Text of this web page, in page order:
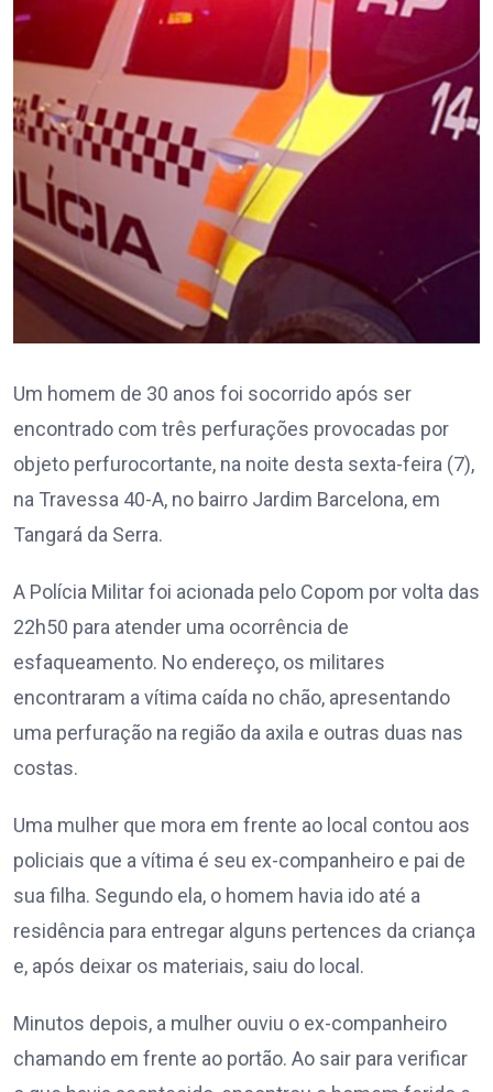
Um homem de 30 anos foi socorrido após ser
encontrado com três perfurações provocadas por
objeto perfurocortante, na noite desta sexta-feira (7),
na Travessa 40-A, no bairro Jardim Barcelona, em
Tangará da Serra.
A Polícia Militar foi acionada pelo Copom por volta das
22h50 para atender uma ocorrência de
esfaqueamento. No endereço, os militares
encontraram a vítima caída no chão, apresentando
uma perfuração na região da axila e outras duas nas
costas.
Uma mulher que mora em frente ao local contou aos
policiais que a vítima é seu ex-companheiro e pai de
sua filha. Segundo ela, o homem havia ido até a
residência para entregar alguns pertences da criança
e, após deixar os materiais, saiu do local.
Minutos depois, a mulher ouviu o ex-companheiro
chamando em frente ao portão. Ao sair para verificar